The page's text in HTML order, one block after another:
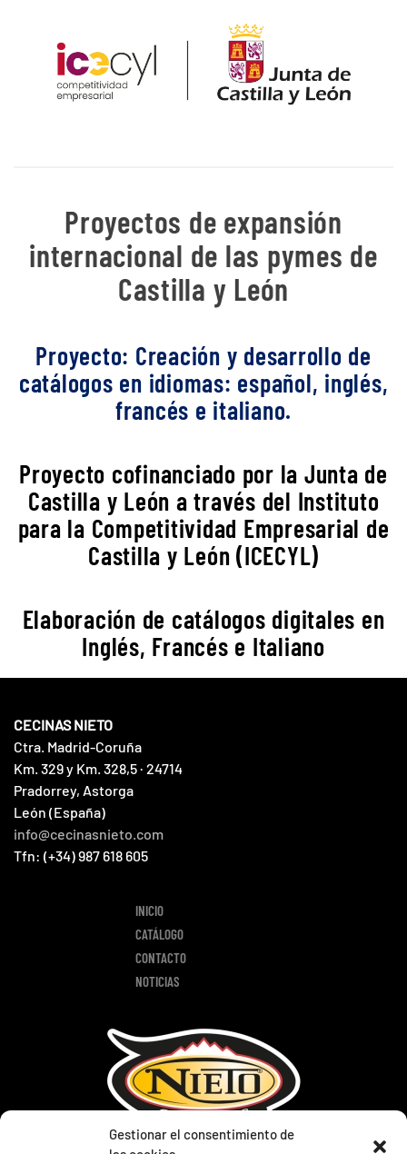
Gestionar el consentimiento de
Proyectos de expansión
internacional de las pymes de
Castilla y León
Proyecto: Creación y desarrollo de
catálogos en idiomas: español, inglés,
francés e italiano.
Proyecto cofinanciado por la Junta de
Castilla y León a través del Instituto
para la Competitividad Empresarial de
Castilla y León (ICECYL)
Elaboración de catálogos digitales en
Inglés, Francés e Italiano
CECINAS NIETO
Ctra. Madrid-Coruña
Km. 329 y Km. 328,5 · 24714
Pradorrey, Astorga
León (España)
info@cecinasnieto.com
Tfn: (+34) 987 618 605
INICIO
CATÁLOGO
CONTACTO
NOTICIAS